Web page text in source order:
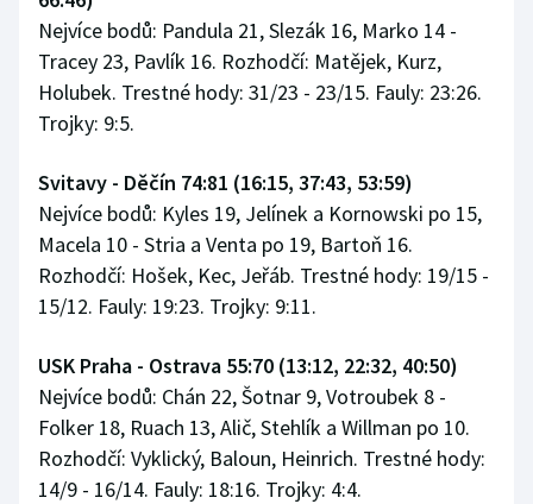
Stolní tenis
Triatlon
Veslování
Vodní slalom
Volejbal
Ostatní
Nejvíce bodů: Pandula 21, Slezák 16, Marko 14 -
Tracey 23, Pavlík 16. Rozhodčí: Matějek, Kurz,
Holubek. Trestné hody: 31/23 - 23/15. Fauly: 23:26.
Trojky: 9:5.
Svitavy - Děčín 74:81 (16:15, 37:43, 53:59)
Nejvíce bodů: Kyles 19, Jelínek a Kornowski po 15,
Macela 10 - Stria a Venta po 19, Bartoň 16.
Rozhodčí: Hošek, Kec, Jeřáb. Trestné hody: 19/15 -
15/12. Fauly: 19:23. Trojky: 9:11.
USK Praha - Ostrava 55:70 (13:12, 22:32, 40:50)
Nejvíce bodů: Chán 22, Šotnar 9, Votroubek 8 -
Folker 18, Ruach 13, Alič, Stehlík a Willman po 10.
Rozhodčí: Vyklický, Baloun, Heinrich. Trestné hody:
14/9 - 16/14. Fauly: 18:16. Trojky: 4:4.